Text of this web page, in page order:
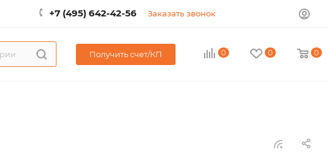
+7 (495) 642-42-56 Заказать звонок
Получить счет/КП 0 0 0